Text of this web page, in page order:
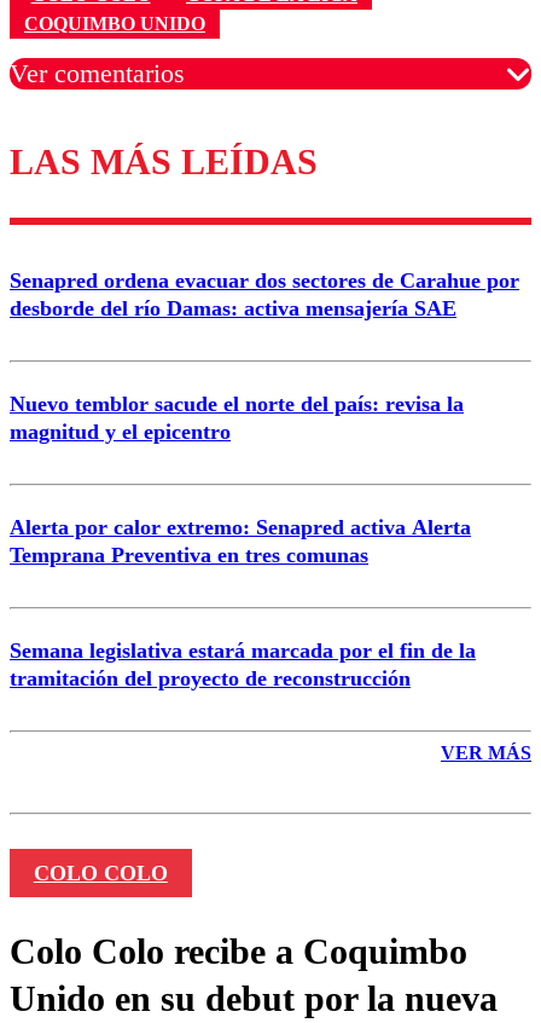
COQUIMBO UNIDO
Ver comentarios
Los comentarios son moderados para garantizar un
diálogo respetuoso.
Correo
LAS MÁS LEÍDAS
Senapred ordena evacuar dos sectores de Carahue por
desborde del río Damas: activa mensajería SAE
Nuevo temblor sacude el norte del país: revisa la
magnitud y el epicentro
Alerta por calor extremo: Senapred activa Alerta
Temprana Preventiva en tres comunas
Semana legislativa estará marcada por el fin de la
tramitación del proyecto de reconstrucción
VER MÁS
COLO COLO
Colo Colo recibe a Coquimbo
Unido en su debut por la nueva